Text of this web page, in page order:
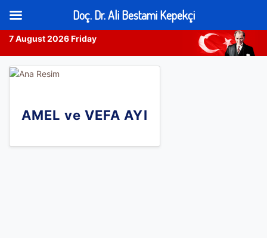
7 August 2026 Friday
AMEL ve VEFA AYI
Doç. Dr. Ali Bestami Kepekçi